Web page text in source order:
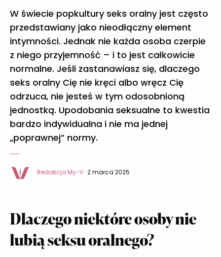
W świecie popkultury seks oralny jest często
przedstawiany jako nieodłączny element
intymności. Jednak nie każda osoba czerpie
z niego przyjemność – i to jest całkowicie
normalne. Jeśli zastanawiasz się, dlaczego
seks oralny Cię nie kręci albo wręcz Cię
odrzuca, nie jesteś w tym odosobnioną
jednostką. Upodobania seksualne to kwestia
bardzo indywidualna i nie ma jednej
„poprawnej” normy.
Redakcja My-V · 2 marca 2025
Dlaczego niektóre osoby nie
lubią seksu oralnego?